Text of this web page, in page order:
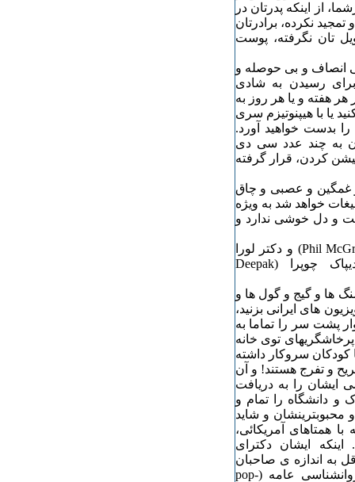
از اینکه پدرتان در
نکرده، برادرتان
تان نگرفته، پوست
انصاف و بی حوصله و
رسیدن به شادی
هفته و یا هر روز به
یا با هیپنوتیزم سری
بدست خواهید آورد.
به چند عدد سی دی
کردن، قرار گرفته
غمگین و عصبی و چاق
خواهد شد به ویژه
و دل خوشی ندارد و
نمونه ها فراوانند. از شوهای رادیوئی - تلویزیونی دکتر فیل (Phil McGraw) و دکتر لورا
(Laura Schlessinge)، تونی رابین (Tony Robbins)، و دیپاک چوپرا (Deepak
ها و گیج و گول ها و
های ایرانی بزنید،
پشت سر را تماما به
پرخاشگریهای توی خانه
کودکان سروکار داشته
و تفرج هستند! و آن
ایشان را به دریافت
دانشگاه را تمام و
و شاید
همتاهای آمریکائی،
ایشان دکترای
به اندازه ی صاحبان
مدارک در این حرفه از خصائص آن، به ویژه در شاخه ی روانشناسی عامه (pop-